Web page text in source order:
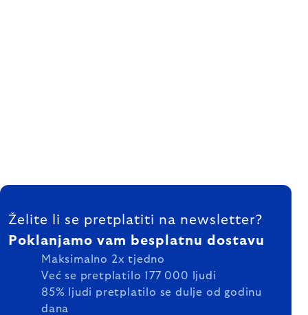
FOOTER
Želite li se pretplatiti na newsletter?
Poklanjamo vam besplatnu dostavu
Maksimalno 2x tjedno
Već se pretplatilo 177 000 ljudi
85% ljudi pretplatilo se dulje od godinu
dana